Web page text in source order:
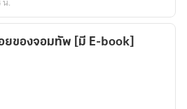
ยของจอมทัพ [มี E-book]